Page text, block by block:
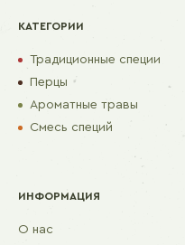
КАТЕГОРИИ
Традиционные специи
Перцы
Ароматные травы
Смесь специй
ИНФОРМАЦИЯ
О нас